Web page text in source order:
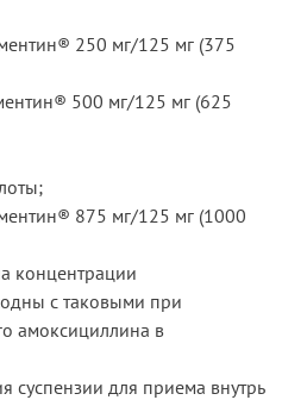
250 мг/125 мг (375
500 мг/125 мг (625
875 мг/125 мг (1000
концентрации
с таковыми при
амоксициллина в
суспензии для приема внутрь